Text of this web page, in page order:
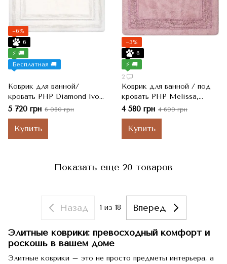
−6%
6
⚡ 🚚
Бесплатная 🚚
Коврик для ванной/
кровать PHP Diamond Ivory
белый, 65x140 см
5 720 грн 6 060 грн
Купить
−3%
6
⚡ 🚚
2
Коврик для ванной / под
кровать PHP Melissa,
Fragola Розовый, 70x150 см
4 580 грн 4 699 грн
Купить
Показать еще 20 товаров
Назад 1 из 18 Вперед
Элитные коврики: превосходный комфорт и
роскошь в вашем доме
Элитные коврики – это не просто предметы интерьера, а